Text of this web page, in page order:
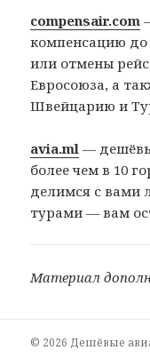
compensair.com
компенсацию до
или отмены
Евросоюза, а
Швейцарию и
avia.ml —
более чем в 10
делимся с вами
турами — вам
Материал
© 2026 Дешёвые